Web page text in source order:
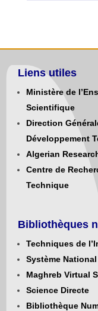
Liens utiles
Ministère de
Scientifique
Direction
Développement
Algerian
Centre de
Technique
Bibliothèques
Techniques de
Système
Maghreb Virtual
Science Directe
Bibliothèque